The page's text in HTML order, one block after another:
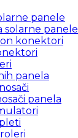
panele
solarne panele
konektori
panela
panela